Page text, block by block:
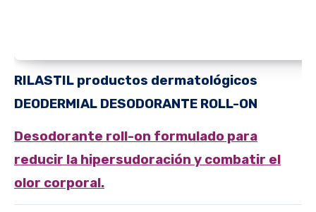
RILASTIL productos dermatológicos
DEODERMIAL DESODORANTE ROLL-ON
Desodorante roll-on formulado para
reducir la hipersudoración y combatir el
olor corporal.